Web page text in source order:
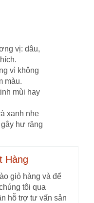
vị: dâu,
vì không
màu.
mùi hay
xanh nhẹ
hư răng
Hàng
giỏ hàng và để
tôi qua
hỗ trợ tư vấn sản